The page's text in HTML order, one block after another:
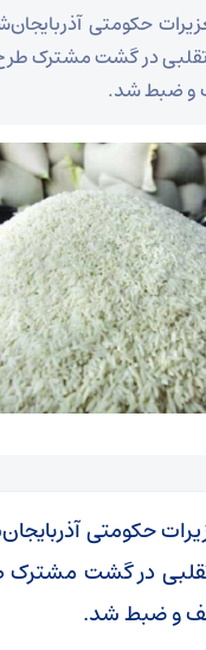
حکومتی
تقلبی در گشت مشترک
و ضبط شد.
حکومتی
تقلبی در گشت مشترک
و ضبط شد.